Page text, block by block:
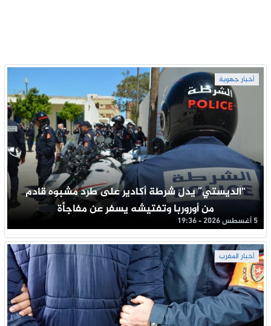
أخبار جهوية
“الديستي” يدل شرطة أكادير على طرد مشبوه قادم
من أوروربا وتفتيشه يسفر عن مفاجأة
5 أغسطس 2026 - 19:36
أخبار المغرب